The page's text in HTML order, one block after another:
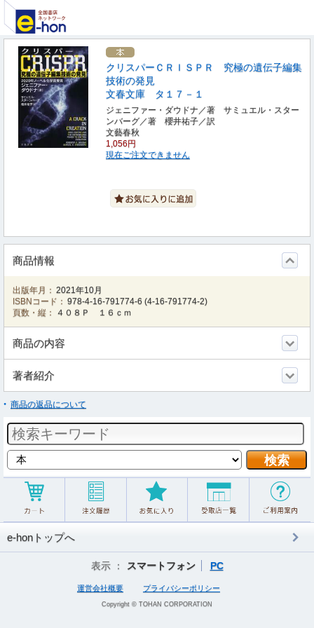
クリスパーＣＲＩＳＰＲ 究極の遺伝子編集
技術の発見
文春文庫 タ１７－１
ジェニファー・ダウドナ／著 サミュエル・スター
ンバーグ／著 櫻井祐子／訳
文藝春秋
1,056円
現在ご注文できません
商品情報
出版年月： 2021年10月
ISBNコード： 978-4-16-791774-6 (4-16-791774-2)
頁数・縦：
４０８Ｐ １６ｃｍ
商品の内容
著者紹介
商品の返品について
e-honトップへ
表示 ： スマートフォン PC
運営会社概要 プライバシーポリシー
Copyright © TOHAN CORPORATION